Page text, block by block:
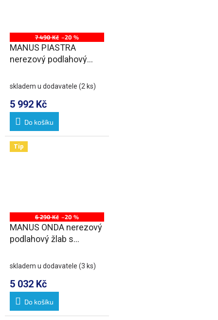
7 490 Kč –20 %
MANUS PIASTRA
nerezový podlahový
dlažbu, L-1050, DN50
skladem u dodavatele (2 ks)
5 992 Kč
Do košíku
Tip
6 290 Kč –20 %
MANUS ONDA nerezový
podlahový žlab s
skladem u dodavatele (3 ks)
5 032 Kč
Do košíku